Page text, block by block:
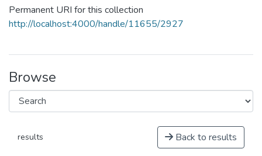
Permanent URI for this collection
http://localhost:4000/handle/11655/2927
Browse
results Back to results